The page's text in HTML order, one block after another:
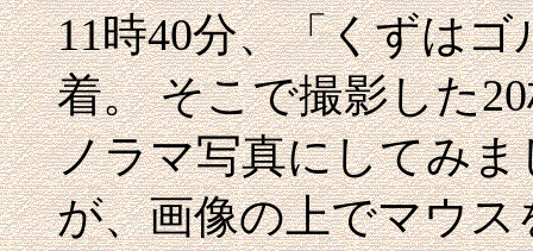
11時40分、「くずは
着。 そこで撮影した
ノラマ写真にしてみ
が、画像の上でマウ